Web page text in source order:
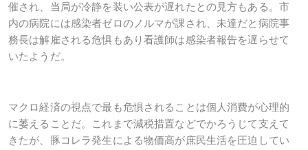
催され、当局が冷静を装い公表が遅れたとの見方もある。市
内の病院には感染者ゼロのノルマが課され、未達だと病院事
務長は解雇される危惧もあり看護師は感染者報告を遅らせて
いたようだ。
マクロ経済の視点で最も危惧されることは個人消費が心理的
に萎えることだ。これまで減税措置などでかろうじて支えて
きたが、豚コレラ発生による物価高が庶民生活を圧迫してい